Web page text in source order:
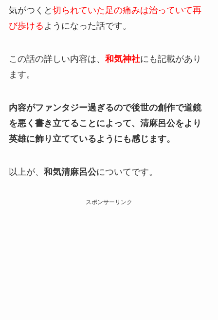
気がつくと 切られていた足の痛みは治っていて再
び歩ける ようになった話です。
この話の詳しい内容は、 和気神社にも記載があり
ます。
内容がファンタジー過ぎるので後世の創作で道鏡
を悪く書き立てることによって、清麻呂公をより
英雄に飾り立てているようにも感じます。
以上が、 和気清麻呂公についてです。
スポンサーリンク